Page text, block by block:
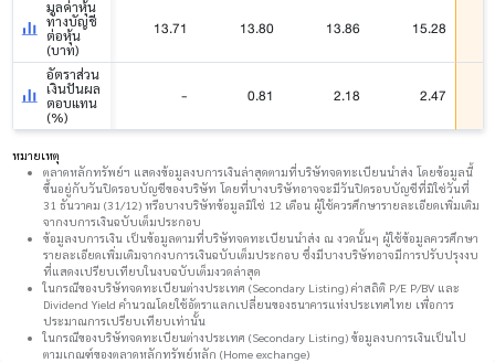
มูลค่าหุ้น
ทางบัญชี
ต่อหุ้น
(บาท)
13.71 13.80 13.86 15.28
อัตราส่วน
เงินปันผล
ตอบแทน
(%)
- 0.81 2.18 2.47
หมายเหตุ
ตลาดหลักทรัพย์ฯ แสดงข้อมูลงบการเงินล่าสุดตามที่บริษัทจดทะเบียนนำส่ง โดยข้อมูลนี้
ขึ้นอยู่กับวันปิดรอบบัญชีของบริษัท โดยที่บางบริษัทอาจจะมีวันปิดรอบบัญชีที่มิใช่วันที่
31 ธันวาคม (31/12) หรือบางบริษัทข้อมูลมิใช่ 12 เดือน ผู้ใช้ควรศึกษารายละเอียดเพิ่มเติม
จากงบการเงินฉบับเต็มประกอบ
ข้อมูลงบการเงิน เป็นข้อมูลตามที่บริษัทจดทะเบียนนำส่ง ณ งวดนั้นๆ ผู้ใช้ข้อมูลควรศึกษา
รายละเอียดเพิ่มเติมจากงบการเงินฉบับเต็มประกอบ ซึ่งมีบางบริษัทอาจมีการปรับปรุงงบ
ที่แสดงเปรียบเทียบในงบฉบับเต็มงวดล่าสุด
ในกรณีของบริษัทจดทะเบียนต่างประเทศ (Secondary Listing) ค่าสถิติ P/E P/BV และ
Dividend Yield คำนวณโดยใช้อัตราแลกเปลี่ยนของธนาคารแห่งประเทศไทย เพื่อการ
ประมาณการเปรียบเทียบเท่านั้น
ในกรณีของบริษัทจดทะเบียนต่างประเทศ (Secondary Listing) ข้อมูลงบการเงินเป็นไป
ตามเกณฑ์ของตลาดหลักทรัพย์หลัก (Home exchange)